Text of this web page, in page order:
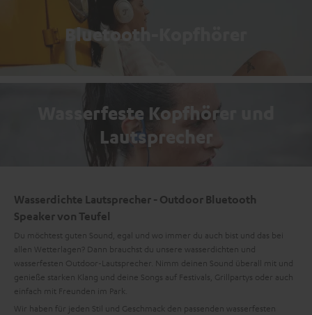
Bluetooth-Kopfhörer
Wasserfeste Kopfhörer und
Lautsprecher
Wasserdichte Lautsprecher - Outdoor Bluetooth
Speaker von Teufel
Du möchtest guten Sound, egal und wo immer du auch bist und das bei
allen Wetterlagen? Dann brauchst du unsere wasserdichten und
wasserfesten Outdoor-Lautsprecher. Nimm deinen Sound überall mit und
genieße starken Klang und deine Songs auf Festivals, Grillpartys oder auch
einfach mit Freunden im Park.
Wir haben für jeden Stil und Geschmack den passenden wasserfesten